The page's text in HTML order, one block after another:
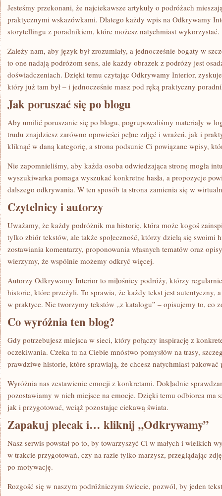
Jesteśmy przekonani, że najciekawsze artykuły o podróżach
praktycznymi wskazówkami. Dlatego każdy wpis na Odkrywamy
storytellingu z poradnikiem, które możesz natychmiast wykorzystać.
Zależy nam, aby język był zrozumiały, a jednocześnie bogaty w
to one nadają podróżom sens, ale każdy obrazek z podróży jest
doświadczeniach. Dzięki temu czytając Odkrywamy Interior,
który już tam był – i jednocześnie masz pod ręką praktyczny
Jak poruszać się po blogu
Aby umilić poruszanie się po blogu, pogrupowaliśmy materiały w
trudu znajdziesz zarówno opowieści pełne zdjęć i wrażeń, jak i
kliknąć w daną kategorię, a strona podsunie Ci powiązane wpisy,
Nie zapomnieliśmy, aby każda osoba odwiedzająca stronę mogła
wyszukiwarka pomaga wyszukać konkretne hasła, a propozycje
dalszego odkrywania. W ten sposób ta strona zamienia się w
Czytelnicy i autorzy
Uważamy, że każdy podróżnik ma historię, która może kogoś
tylko zbiór tekstów, ale także społeczność, którzy dzielą się swoimi
zostawiania komentarzy, proponowania własnych tematów oraz
wierzymy, że wspólnie możemy odkryć więcej.
Autorzy Odkrywamy Interior to miłośnicy podróży, którzy
historie, które przeżyli. To sprawia, że każdy tekst jest autentyczny,
w praktyce. Nie tworzymy tekstów „z katalogu” – opisujemy to, co
Co wyróżnia ten blog?
Gdy potrzebujesz miejsca w sieci, który połączy inspirację z
oczekiwania. Czeka tu na Ciebie mnóstwo pomysłów na trasy,
prawdziwe historie, które sprawiają, że chcesz natychmiast pakować
Wyróżnia nas zestawienie emocji z konkretami. Dokładnie
pozostawiamy w nich miejsce na emocje. Dzięki temu odbiorca ma
jak i przygotować, wciąż pozostając ciekawą świata.
Zapakuj plecak i… kliknij „Odkrywamy”
Nasz serwis powstał po to, by towarzyszyć Ci w małych i wielkich
w trakcie przygotowań, czy na razie tylko marzysz, przeglądając
po motywację.
Rozgość się w naszym podróżniczym świecie, pozwól, by jeden